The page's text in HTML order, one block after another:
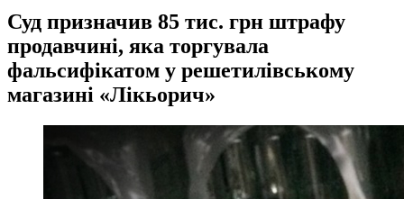
Суд призначив 85 тис. грн штрафу
продавчині, яка торгувала
фальсифікатом у решетилівському
магазині «Лікьорич»